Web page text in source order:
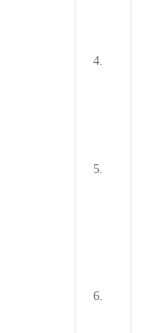
4.
5.
6.